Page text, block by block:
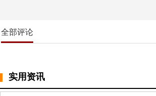
全部评论
实用资讯